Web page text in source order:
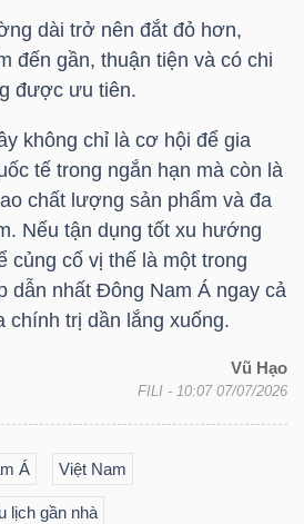
dài trở nên đắt đỏ hơn,
đến gần, thuận tiện và có chi
được ưu tiên.
không chỉ là cơ hội để gia
tế trong ngắn hạn mà còn là
chất lượng sản phẩm và đa
Nếu tận dụng tốt xu hướng
củng cố vị thế là một trong
dẫn nhất Đông Nam Á ngay cả
chính trị dần lắng xuống.
Vũ Hạo
FILI - 10:07 07/07/2026
Á Việt Nam
lịch gần nhà
bộ Người liên quan Cổ đông lớn